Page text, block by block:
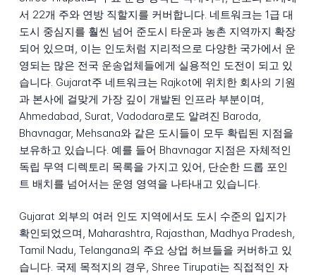
서 22개 주와 연방 직할지를 커버합니다. 네트워크는 1급 대
도시 중심지를 훨씬 넘어 준도시 타운과 농촌 지역까지 확장
되어 있으며, 이는 인도처럼 지리적으로 다양한 국가에서 운
영되는 많은 전국 운송업체들에게 실용적인 도전이 되고 있
습니다. Gujarat주 네트워크는 Rajkot에 위치한 회사의 기원
과 본사에 걸맞게 가장 깊이 개발된 인프라 부분이며,
Ahmedabad, Surat, Vadodara로도 알려진 Baroda,
Bhavnagar, Mehsana와 같은 도시들이 모두 확립된 지점을
보유하고 있습니다. 예를 들어 Bhavnagar 지점은 자체적인
독립 무역 디렉토리 목록을 가지고 있어, 단순한 드롭 포인
트 배치를 넘어서는 운영 영역을 나타내고 있습니다.
Gujarat 외부의 여러 인도 지역에서도 도시 수준의 입지가
확인되었으며, Maharashtra, Rajasthan, Madhya Pradesh,
Tamil Nadu, Telangana의 주요 상업 허브들을 커버하고 있
습니다. 국제 목적지의 경우, Shree Tirupati는 직접적인 자